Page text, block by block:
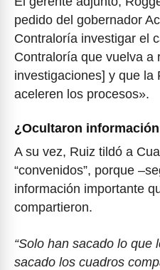
pedido del gobernador
Contraloría investigar el
Contraloría que vuelva a
investigaciones] y que la
aceleren los procesos».
¿Ocultaron
A su vez, Ruiz tildó a
“convenidos”, porque
información importante
compartieron.
“Solo han sacado lo que
sacado los cuadros